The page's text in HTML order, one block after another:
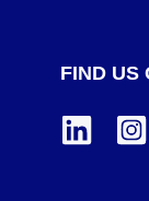
FIND US